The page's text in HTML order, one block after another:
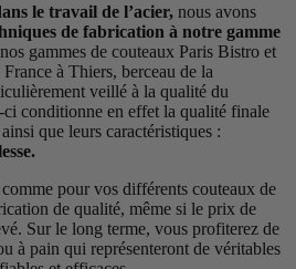
le travail de l’acier, nous avons
de fabrication à notre gamme
gammes de couteaux Paris Bistro et
à Thiers, berceau de la
veillé à la qualité du
conditionne en effet la qualité finale
que leurs caractéristiques :
pour vos différents couteaux de
de qualité, même si le prix de
Sur le long terme, vous profiterez de
à pain qui représenteront de véritables